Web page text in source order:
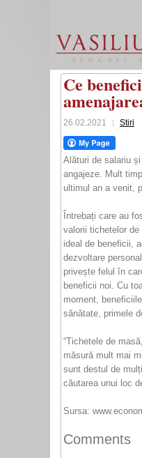
Ce
26.02.2021 Stiri
Alături de salariu
angajeze. Mult
ultimul an a venit,
Întrebați care au
valorii tichetelor
ideal de beneficii,
dezvoltare
privește felul în
beneficii noi. Cu
moment,
sănătate, primele
“Tichetele de
măsură mult mai
sunt destul de
căutarea unui loc
Sursa:
Comments